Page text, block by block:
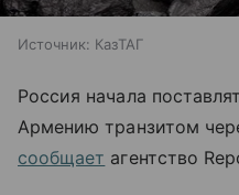
Источник: КазТАГ
Россия начала
Армению транзитом
сообщает агентство